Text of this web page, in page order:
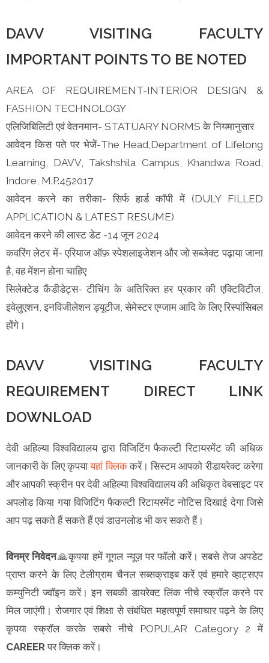
DAVV VISITING FACULTY
IMPORTANT POINTS TO BE NOTED
AREA OF REQUIREMENT-INTERIOR DESIGN &
FASHION TECHNOLOGY
एलिजिबिलिटी एवं वेतनमान- STATUARY NORMS के नियमानुसार
आवेदन किस पते पर भेजें-The Head,Department of Lifelong
Learning, DAVV, Takshshila Campus, Khandwa Road,
Indore, M.P.452017
आवेदन करने का तरीका- सिर्फ हार्ड कॉपी में (DULY FILLED
APPLICATION & LATEST RESUME)
आवेदन करने की लास्ट डेट -14 जून 2024
कवरिंग लेटर में- एरियाज ऑफ़ स्पेशलाइजेशन और जो सब्जेक्ट पढ़ाया जाना
है, वह मेंशन होना चाहिए
सिलेक्टेड कैंडीडेट्स- टीचिंग के अतिरिक्त हर प्रकार की एक्टिविटीज,
इवेलुएशन, इनविजीलेशन ड्यूटीज, सेमेस्टर एग्जाम आदि के लिए रिस्पांसिबल
होंगे।
DAVV VISITING FACULTY
REQUIREMENT DIRECT LINK
DOWNLOAD
देवी अहिल्या विश्वविद्यालय द्वारा विजिटिंग फैकल्टी रिटायरमेंट की अधिक
जानकारी के लिए कृपयायहां क्लिककरें। सिस्टम आपको रीडायरेक्ट करेगा
और आपकी स्क्रीन पर देवी अहिल्या विश्वविद्यालय की अधिकृत वेबसाइट पर
अपलोड किया गया विजिटिंग फैकल्टी रिटायरमेंट नोटिस दिखाई देगा जिसे
आप पढ़ सकते हैं सकते हैं एवं डाउनलोड भी कर सकते हैं।
विनम्र निवेदन🙏कृपया हमें गूगल न्यूज़ पर फॉलो करें। सबसे तेज अपडेट
प्राप्त करने के लिए टेलीग्राम चैनल सब्सक्राइब करें एवं हमारे व्हाट्सएप
कम्युनिटी ज्वॉइन करें। इन सबकी डायरेक्ट लिंक नीचे स्क्रॉल करने पर
मिल जाएंगी। रोजगार एवं शिक्षा से संबंधित महत्वपूर्ण समाचार पढ़ने के लिए
कृपया स्क्रॉल करके सबसे नीचे POPULAR Category 2 में
CAREER पर क्लिक करें।